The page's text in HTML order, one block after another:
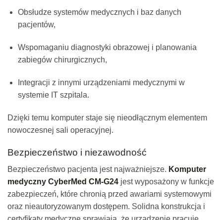
Obsłudze systemów medycznych i baz danych
pacjentów,
Wspomaganiu diagnostyki obrazowej i planowania
zabiegów chirurgicznych,
Integracji z innymi urządzeniami medycznymi w
systemie IT szpitala.
Dzięki temu komputer staje się nieodłącznym elementem
nowoczesnej sali operacyjnej.
Bezpieczeństwo i niezawodność
Bezpieczeństwo pacjenta jest najważniejsze. Komputer
medyczny CyberMed CM-G24 jest wyposażony w funkcje
zabezpieczeń, które chronią przed awariami systemowymi
oraz nieautoryzowanym dostępem. Solidna konstrukcja i